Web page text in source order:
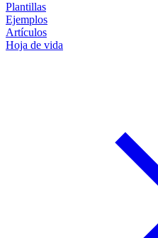
Plantillas
Ejemplos
Artículos
Hoja de vida